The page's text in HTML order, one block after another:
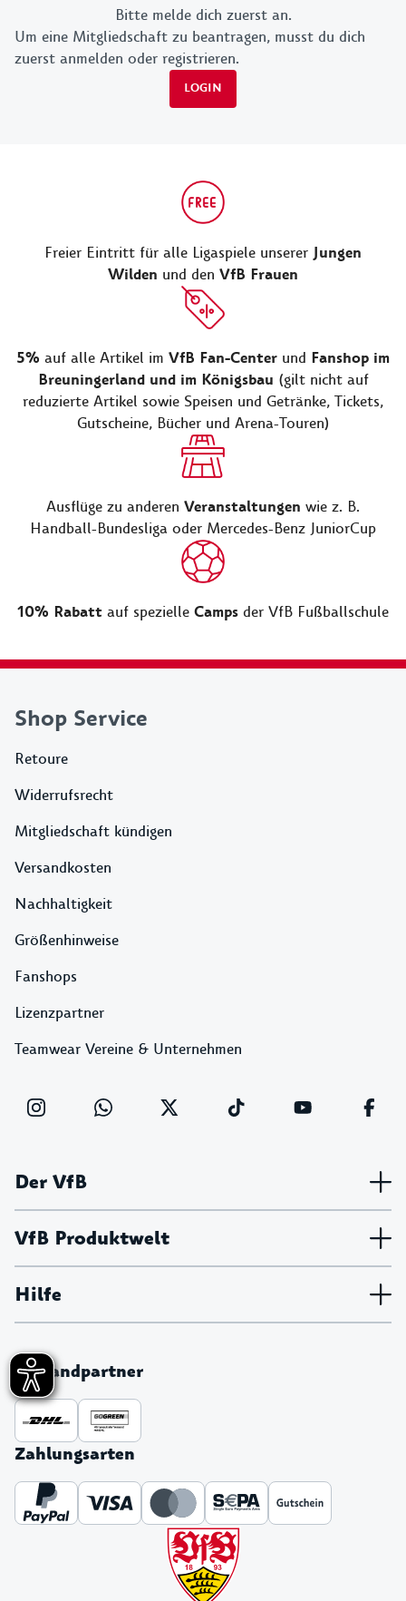
Bitte melde dich zuerst an.
Um eine Mitgliedschaft zu beantragen, musst du dich
zuerst anmelden oder registrieren.
LOGIN
Freier Eintritt für alle Ligaspiele unserer Jungen
Wilden und den VfB Frauen
5% auf alle Artikel im VfB Fan-Center und Fanshop im
Breuningerland und im Königsbau (gilt nicht auf
reduzierte Artikel sowie Speisen und Getränke, Tickets,
Gutscheine, Bücher und Arena-Touren)
Ausflüge zu anderen Veranstaltungen wie z. B.
Handball-Bundesliga oder Mercedes-Benz JuniorCup
10% Rabatt auf spezielle Camps der VfB Fußballschule
Shop Service
Retoure
Widerrufsrecht
Mitgliedschaft kündigen
Versandkosten
Nachhaltigkeit
Größenhinweise
Fanshops
Lizenzpartner
Teamwear Vereine & Unternehmen
Der VfB
VfB Produktwelt
Hilfe
Versandpartner
Zahlungsarten